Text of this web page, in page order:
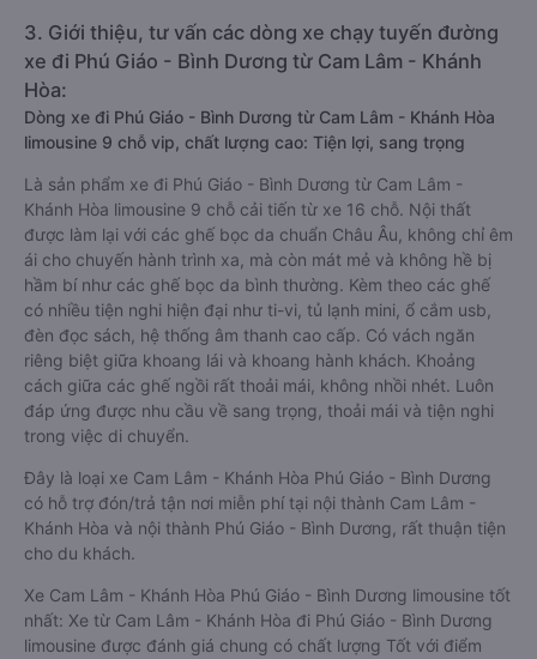
3. Giới thiệu, tư vấn các dòng xe chạy tuyến đường
xe đi Phú Giáo - Bình Dương từ Cam Lâm - Khánh
Hòa:
Dòng xe đi Phú Giáo - Bình Dương từ Cam Lâm - Khánh Hòa
limousine 9 chỗ vip, chất lượng cao: Tiện lợi, sang trọng
Là sản phẩm xe đi Phú Giáo - Bình Dương từ Cam Lâm -
Khánh Hòa limousine 9 chỗ cải tiến từ xe 16 chỗ. Nội thất
được làm lại với các ghế bọc da chuẩn Châu Âu, không chỉ êm
ái cho chuyến hành trình xa, mà còn mát mẻ và không hề bị
hầm bí như các ghế bọc da bình thường. Kèm theo các ghế
có nhiều tiện nghi hiện đại như ti-vi, tủ lạnh mini, ổ cắm usb,
đèn đọc sách, hệ thống âm thanh cao cấp. Có vách ngăn
riêng biệt giữa khoang lái và khoang hành khách. Khoảng
cách giữa các ghế ngồi rất thoải mái, không nhồi nhét. Luôn
đáp ứng được nhu cầu về sang trọng, thoải mái và tiện nghi
trong việc di chuyển.
Đây là loại xe Cam Lâm - Khánh Hòa Phú Giáo - Bình Dương
có hỗ trợ đón/trả tận nơi miễn phí tại nội thành Cam Lâm -
Khánh Hòa và nội thành Phú Giáo - Bình Dương, rất thuận tiện
cho du khách.
Xe Cam Lâm - Khánh Hòa Phú Giáo - Bình Dương limousine tốt
nhất: Xe từ Cam Lâm - Khánh Hòa đi Phú Giáo - Bình Dương
limousine được đánh giá chung có chất lượng Tốt với điểm